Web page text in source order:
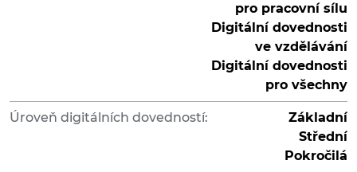
pro pracovní sílu
Digitální dovednosti
ve vzdělávání
Digitální dovednosti
pro všechny
Úroveň digitálních dovedností:
Základní
Střední
Pokročilá